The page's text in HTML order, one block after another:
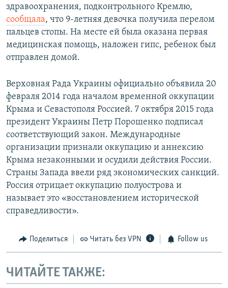
здравоохранения, подконтрольного Кремлю,
сообщала, что 9-летняя девочка получила перелом
пальцев стопы. На месте ей была оказана первая
медицинская помощь, наложен гипс, ребенок был
отправлен домой.
Верховная Рада Украины официально объявила 20
февраля 2014 года началом временной оккупации
Крыма и Севастополя Россией. 7 октября 2015 года
президент Украины Петр Порошенко подписал
соответствующий закон. Международные
организации признали оккупацию и аннексию
Крыма незаконными и осудили действия России.
Страны Запада ввели ряд экономических санкций.
Россия отрицает оккупацию полуострова и
называет это «восстановлением исторической
справедливости».
Поделиться Читать без VPN Follow us
ЧИТАЙТЕ ТАКЖЕ: